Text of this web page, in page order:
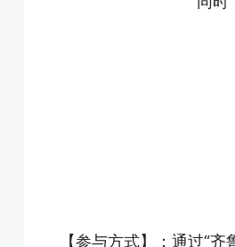
【参与方式】：通过“